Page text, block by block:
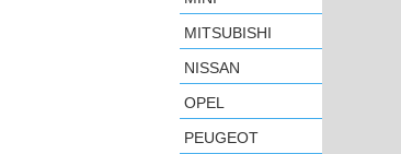
MITSUBISHI
NISSAN
OPEL
PEUGEOT